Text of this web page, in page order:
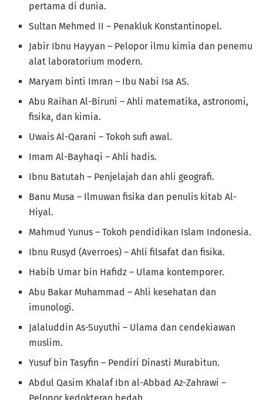
pertama di dunia.
Sultan Mehmed II – Penakluk Konstantinopel.
Jabir Ibnu Hayyan – Pelopor ilmu kimia dan penemu
alat laboratorium modern.
Maryam binti Imran – Ibu Nabi Isa AS.
Abu Raihan Al-Biruni – Ahli matematika, astronomi,
fisika, dan kimia.
Uwais Al-Qarani – Tokoh sufi awal.
Imam Al-Bayhaqi – Ahli hadis.
Ibnu Batutah – Penjelajah dan ahli geografi.
Banu Musa – Ilmuwan fisika dan penulis kitab Al-
Hiyal.
Mahmud Yunus – Tokoh pendidikan Islam Indonesia.
Ibnu Rusyd (Averroes) – Ahli filsafat dan fisika.
Habib Umar bin Hafidz – Ulama kontemporer.
Abu Bakar Muhammad – Ahli kesehatan dan
imunologi.
Jalaluddin As-Suyuthi – Ulama dan cendekiawan
muslim.
Yusuf bin Tasyfin – Pendiri Dinasti Murabitun.
Abdul Qasim Khalaf Ibn al-Abbad Az-Zahrawi –